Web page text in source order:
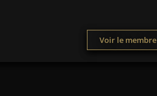
Voir le membre